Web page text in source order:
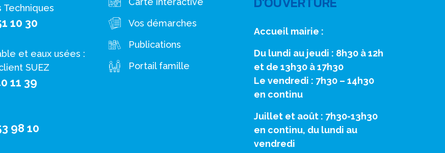
Techniques
10 30
et eaux usées :
SUEZ
11 39
98 10
Vos démarches
Publications
Portail famille
Accueil mairie :
Du lundi au jeudi : 8h30 à 12h
et de 13h30 à 17h30
Le vendredi : 7h30 – 14h30
en continu
Juillet et août : 7h30-13h30
en continu, du lundi au
vendredi